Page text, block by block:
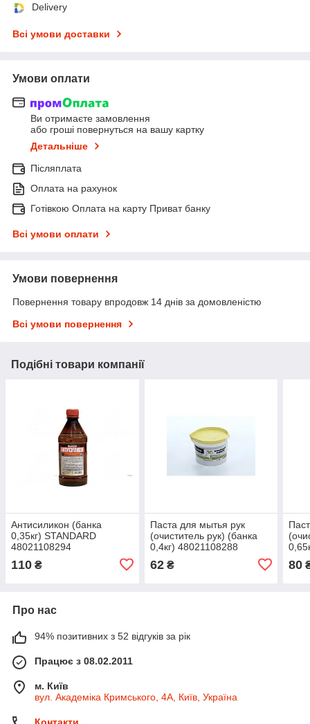
Delivery
Всі умови доставки
Умови оплати
Ви отримаєте замовлення
або гроші повернуться на вашу картку
Детальніше
Післяплата
Оплата на рахунок
Готівкою Оплата на карту Приват банку
Всі умови оплати
Умови повернення
Повернення товару впродовж 14 днів за домовленістю
Всі умови повернення
Подібні товари компанії
Антисиликон (банка
0,35кг) STANDARD
48021108294
110 ₴
Паста для мытья рук
(очиститель рук) (банка
0,4кг) 48021108288
62₴ 80
Про нас
94% позитивних з 52 відгуків за рік
Працює з 08.02.2011
м. Київ
вул. Академіка Кримського, 4А, Київ, Україна